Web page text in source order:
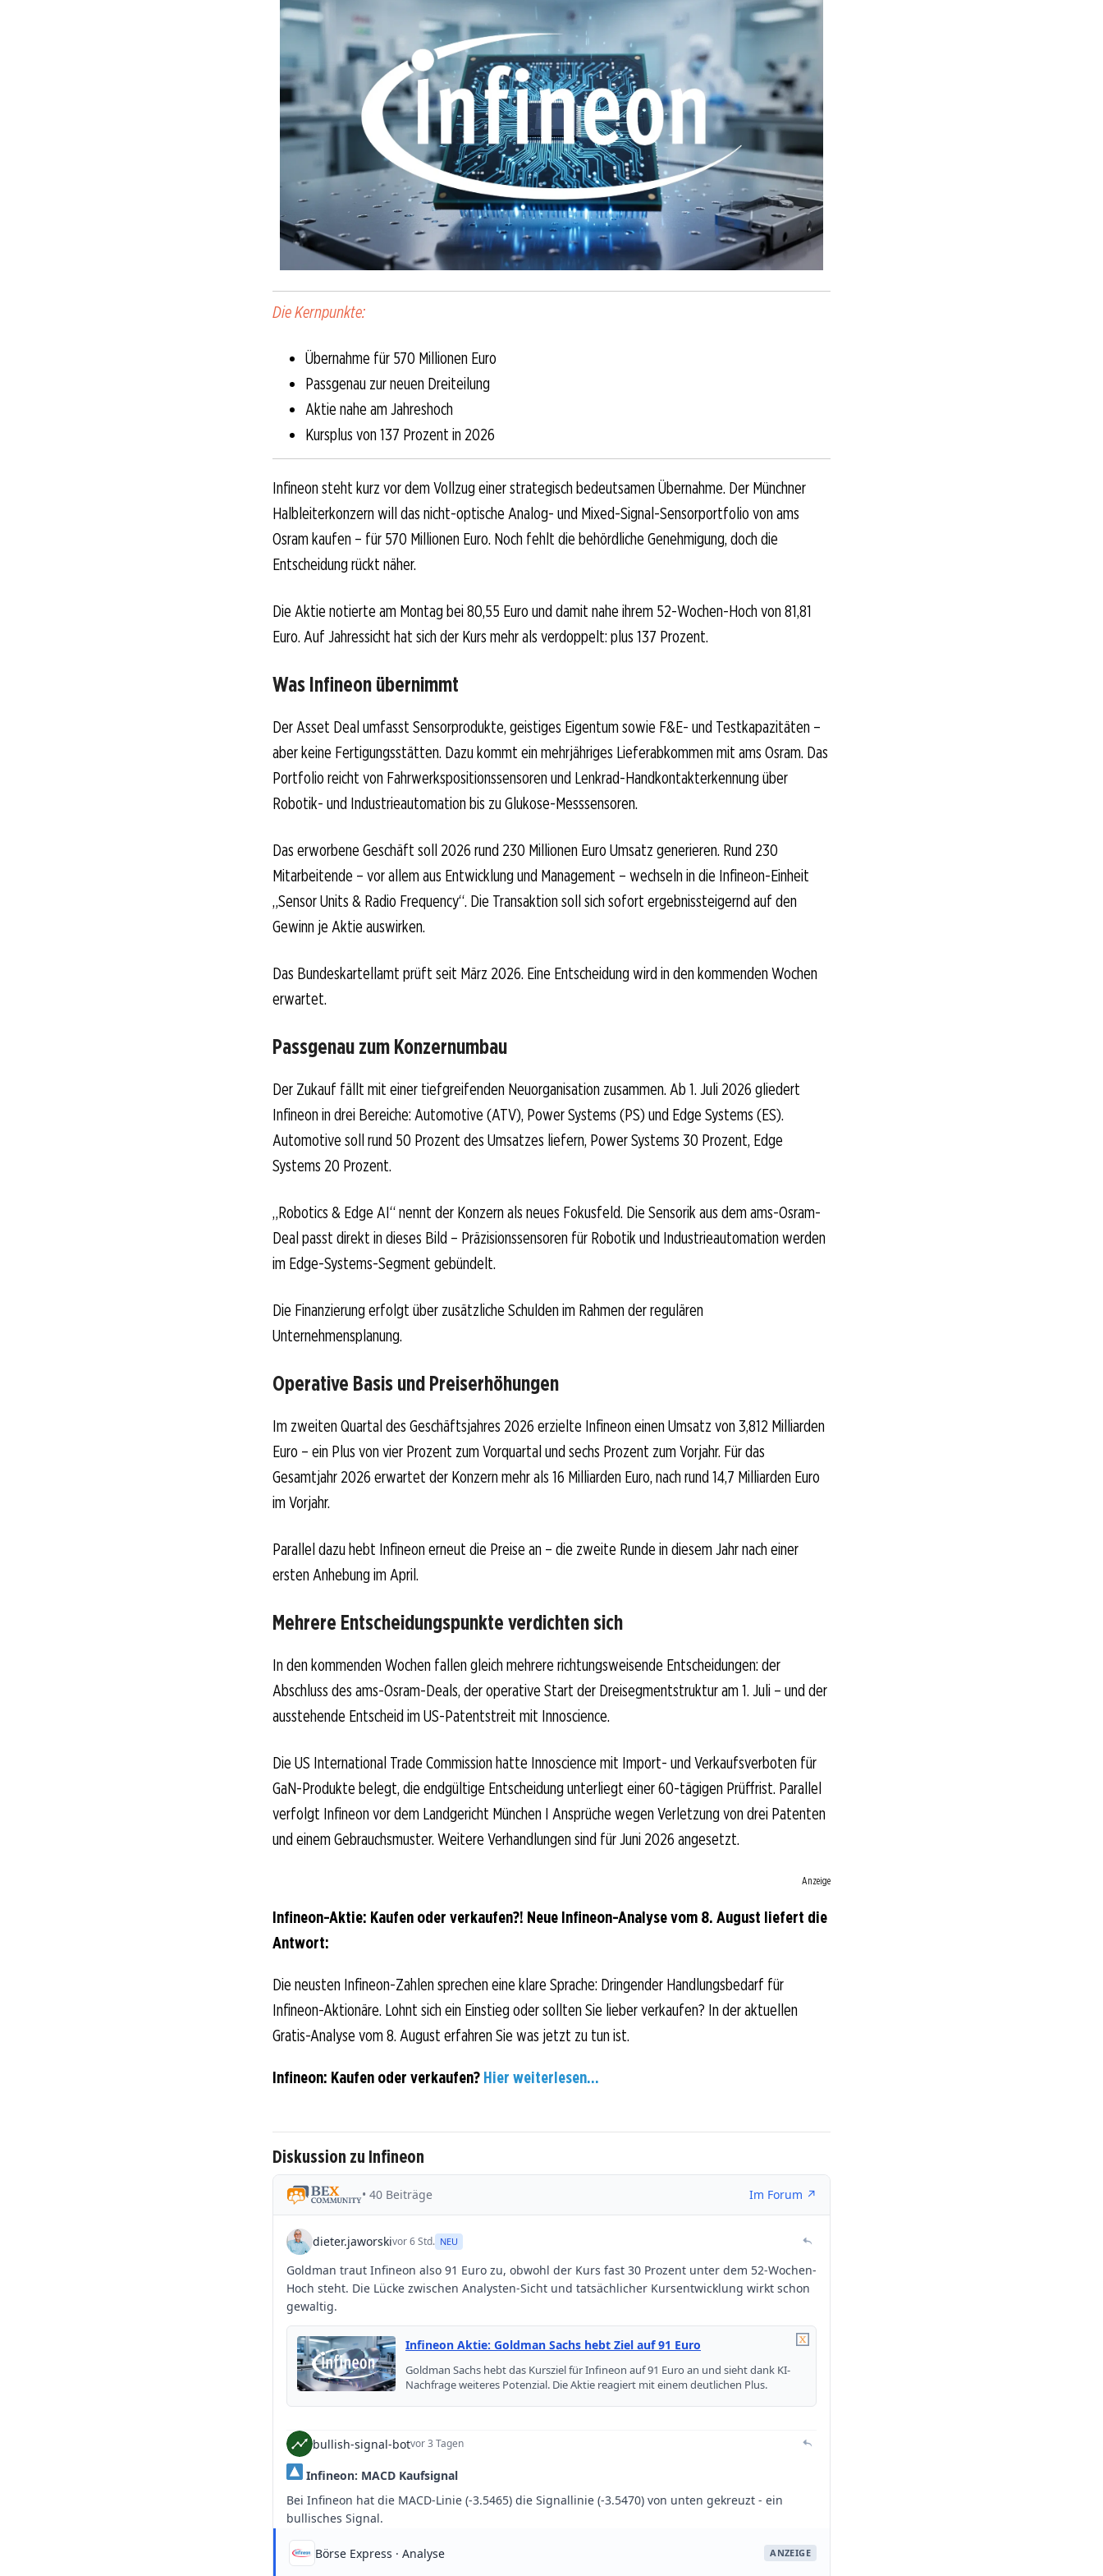
Die Kernpunkte:
Übernahme für 570 Millionen Euro
Passgenau zur neuen Dreiteilung
Aktie nahe am Jahreshoch
Kursplus von 137 Prozent in 2026
Infineon steht kurz vor dem Vollzug einer strategisch bedeutsamen Übernahme. Der Münchner
Halbleiterkonzern will das nicht-optische Analog- und Mixed-Signal-Sensorportfolio von ams
Osram kaufen – für 570 Millionen Euro. Noch fehlt die behördliche Genehmigung, doch die
Entscheidung rückt näher.
Die Aktie notierte am Montag bei 80,55 Euro und damit nahe ihrem 52-Wochen-Hoch von 81,81
Euro. Auf Jahressicht hat sich der Kurs mehr als verdoppelt: plus 137 Prozent.
Was Infineon übernimmt
Der Asset Deal umfasst Sensorprodukte, geistiges Eigentum sowie F&E- und Testkapazitäten –
aber keine Fertigungsstätten. Dazu kommt ein mehrjähriges Lieferabkommen mit ams Osram. Das
Portfolio reicht von Fahrwerkspositionssensoren und Lenkrad-Handkontakterkennung über
Robotik- und Industrieautomation bis zu Glukose-Messsensoren.
Das erworbene Geschäft soll 2026 rund 230 Millionen Euro Umsatz generieren. Rund 230
Mitarbeitende – vor allem aus Entwicklung und Management – wechseln in die Infineon-Einheit
„Sensor Units & Radio Frequency“. Die Transaktion soll sich sofort ergebnissteigernd auf den
Gewinn je Aktie auswirken.
Das Bundeskartellamt prüft seit März 2026. Eine Entscheidung wird in den kommenden Wochen
erwartet.
Passgenau zum Konzernumbau
Der Zukauf fällt mit einer tiefgreifenden Neuorganisation zusammen. Ab 1. Juli 2026 gliedert
Infineon in drei Bereiche: Automotive (ATV), Power Systems (PS) und Edge Systems (ES).
Automotive soll rund 50 Prozent des Umsatzes liefern, Power Systems 30 Prozent, Edge
Systems 20 Prozent.
„Robotics & Edge AI“ nennt der Konzern als neues Fokusfeld. Die Sensorik aus dem ams-Osram-
Deal passt direkt in dieses Bild – Präzisionssensoren für Robotik und Industrieautomation werden
im Edge-Systems-Segment gebündelt.
Die Finanzierung erfolgt über zusätzliche Schulden im Rahmen der regulären
Unternehmensplanung.
Operative Basis und Preiserhöhungen
Im zweiten Quartal des Geschäftsjahres 2026 erzielte Infineon einen Umsatz von 3,812 Milliarden
Euro – ein Plus von vier Prozent zum Vorquartal und sechs Prozent zum Vorjahr. Für das
Gesamtjahr 2026 erwartet der Konzern mehr als 16 Milliarden Euro, nach rund 14,7 Milliarden Euro
im Vorjahr.
Parallel dazu hebt Infineon erneut die Preise an – die zweite Runde in diesem Jahr nach einer
ersten Anhebung im April.
Mehrere Entscheidungspunkte verdichten sich
In den kommenden Wochen fallen gleich mehrere richtungsweisende Entscheidungen: der
Abschluss des ams-Osram-Deals, der operative Start der Dreisegmentstruktur am 1. Juli – und der
ausstehende Entscheid im US-Patentstreit mit Innoscience.
Die US International Trade Commission hatte Innoscience mit Import- und Verkaufsverboten für
GaN-Produkte belegt, die endgültige Entscheidung unterliegt einer 60-tägigen Prüffrist. Parallel
verfolgt Infineon vor dem Landgericht München I Ansprüche wegen Verletzung von drei Patenten
und einem Gebrauchsmuster. Weitere Verhandlungen sind für Juni 2026 angesetzt.
Anzeige
Infineon-Aktie: Kaufen oder verkaufen?! Neue Infineon-Analyse vom 8. August liefert die
Antwort:
Die neusten Infineon-Zahlen sprechen eine klare Sprache: Dringender Handlungsbedarf für
Infineon-Aktionäre. Lohnt sich ein Einstieg oder sollten Sie lieber verkaufen? In der aktuellen
Gratis-Analyse vom 8. August erfahren Sie was jetzt zu tun ist.
Infineon: Kaufen oder verkaufen? Hier weiterlesen...
Diskussion zu Infineon